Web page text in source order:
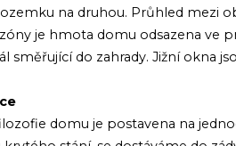
na druhou. Průhled mezi
je hmota domu odsazena ve
směřující do zahrady. Jižní okna
domu je postavena na